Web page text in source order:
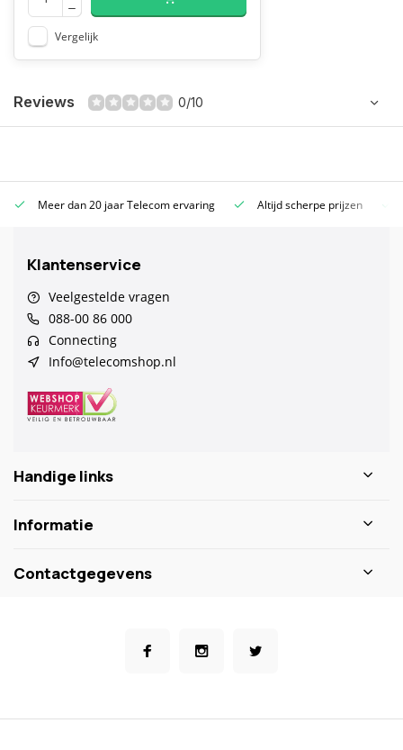
Vergelijk
Reviews 0/10
Meer dan 20 jaar Telecom ervaring Altijd scherpe prijzen
Klantenservice
Veelgestelde vragen
088-00 86 000
Connecting
Info@telecomshop.nl
Handige links
Informatie
Contactgegevens